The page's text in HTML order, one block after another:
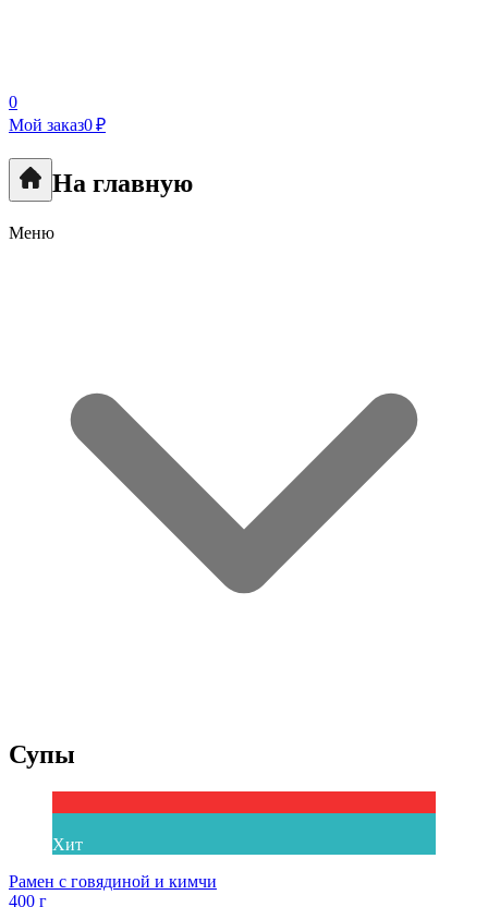
0
Мой заказ0 ₽
На главную
Меню
Супы
Хит
Рамен с говядиной и кимчи
400 г